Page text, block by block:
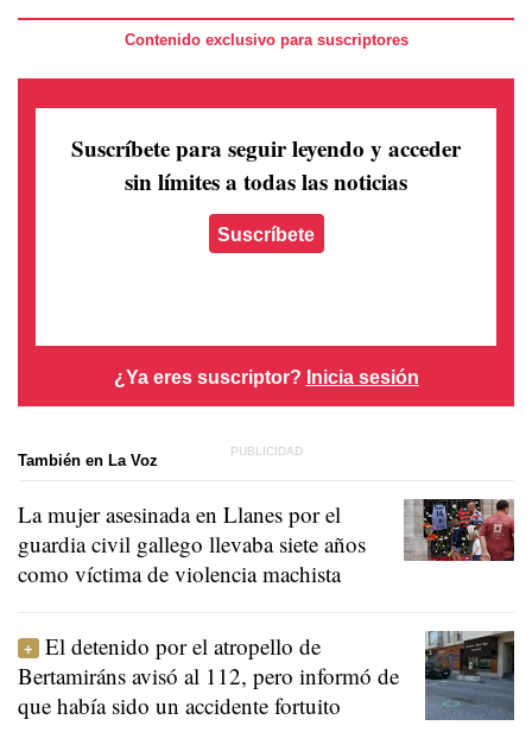
Contenido exclusivo para suscriptores
Suscríbete para seguir leyendo y acceder
sin límites a todas las noticias
Suscríbete
¿Ya eres suscriptor? Inicia sesión
También en La Voz
La mujer asesinada en Llanes por el
guardia civil gallego llevaba siete años
como víctima de violencia machista
El detenido por el atropello de
Bertamiráns avisó al 112, pero informó de
que había sido un accidente fortuito